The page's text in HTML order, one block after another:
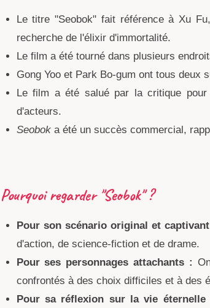
Le titre "Seobok" fait référence à Xu
recherche de l'élixir d'immortalité.
Le film a été tourné dans plusieurs
Gong Yoo et Park Bo-gum ont tous deux
Le film a été salué par la critique
d'acteurs.
Seoboka été un succès commercial,
Pourquoi regarder "Seobok" ?
Pour son scénario original et
d'action, de science-fiction et de drame.
Pour ses personnages attachants :
confrontés à des choix difficiles et à des
Pour sa réflexion sur la vie éternelle